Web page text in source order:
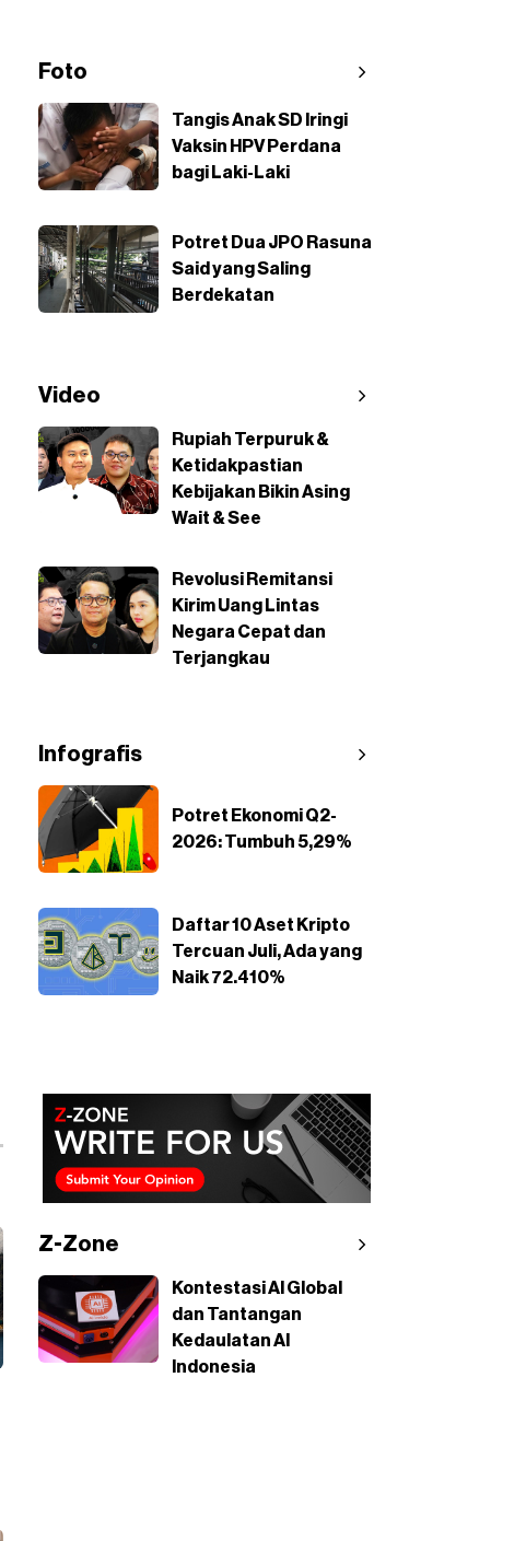
Foto
Tangis Anak SD Iringi
Vaksin HPV Perdana
bagi Laki-Laki
Potret Dua JPO Rasuna
Said yang Saling
Berdekatan
Video
Rupiah Terpuruk &
Ketidakpastian
Kebijakan Bikin Asing
Wait & See
Revolusi Remitansi
Kirim Uang Lintas
Negara Cepat dan
Terjangkau
Infografis
Potret Ekonomi Q2-
2026: Tumbuh 5,29%
Daftar 10 Aset Kripto
Tercuan Juli, Ada yang
Naik 72.410%
Z-Zone
Kontestasi AI Global
dan Tantangan
Kedaulatan AI
Indonesia